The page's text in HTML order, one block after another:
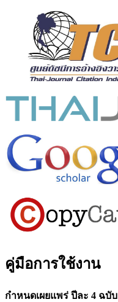
คู่มือการใช้งาน
กำหนดเผยแพร่ ปีละ 4 ฉบับ